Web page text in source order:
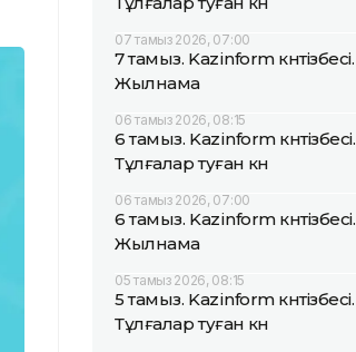
07 тамыз 2026, 07:00
7 тамыз. Kazinform күнтізбесі.
Жылнама
06 тамыз 2026, 08:15
6 тамыз. Kazinform күнтізбесі.
Тұлғалар туған күн
06 тамыз 2026, 07:00
6 тамыз. Kazinform күнтізбесі.
Жылнама
05 тамыз 2026, 08:15
5 тамыз. Kazinform күнтізбесі.
Тұлғалар туған күн